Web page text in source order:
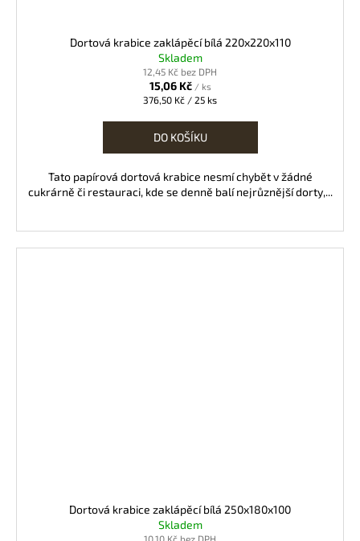
Dortová krabice zaklápěcí bílá 220x220x110
Skladem
12,45 Kč bez DPH
15,06 Kč / ks
Měrná
376,50 Kč / 25 ks
DO KOŠÍKU
Tato papírová dortová krabice nesmí chybět v žádné
cukrárně či restauraci, kde se denně balí nejrůznější dorty,...
Dortová krabice zaklápěcí bílá 250x180x100
Skladem